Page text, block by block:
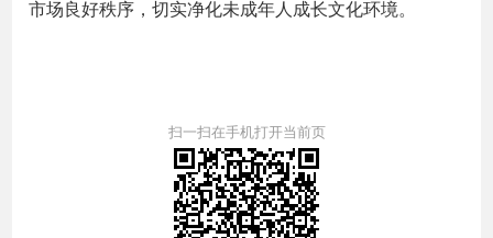
市场良好秩序，切实净化未成年人成长文化环境。
扫一扫在手机打开当前页